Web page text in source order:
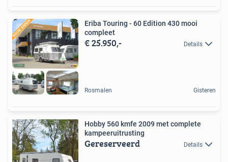
Eriba Touring - 60 Edition 430 mooi
compleet
€ 25.950,- Details
Rosmalen Gisteren
Hobby 560 kmfe 2009 met complete
kampeeruitrusting
Gereserveerd Details